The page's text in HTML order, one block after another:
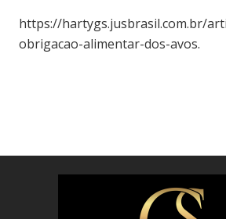
https://hartygs.jusbrasil.com.br/
obrigacao-alimentar-dos-avos.